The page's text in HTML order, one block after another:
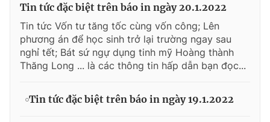
Tin tức đặc biệt trên báo in ngày 20.1.2022
Tin tức Vốn tư tăng tốc cùng vốn công; Lên
phương án để học sinh trở lại trường ngay sau
nghỉ tết; Bát sứ ngự dụng tinh mỹ Hoàng thành
Thăng Long ... là các thông tin hấp dẫn bạn đọc...
Tin tức đặc biệt trên báo in ngày 19.1.2022